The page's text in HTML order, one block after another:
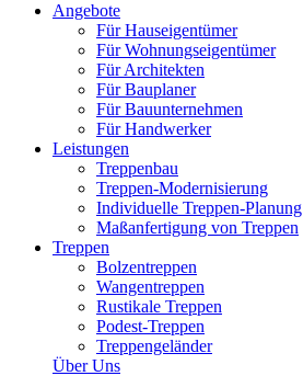
Angebote
Für Hauseigentümer
Für Wohnungseigentümer
Für Architekten
Für Bauplaner
Für Bauunternehmen
Für Handwerker
Leistungen
Treppenbau
Treppen-Modernisierung
Individuelle Treppen-Planung
Maßanfertigung von Treppen
Treppen
Bolzentreppen
Wangentreppen
Rustikale Treppen
Podest-Treppen
Treppengeländer
Über Uns